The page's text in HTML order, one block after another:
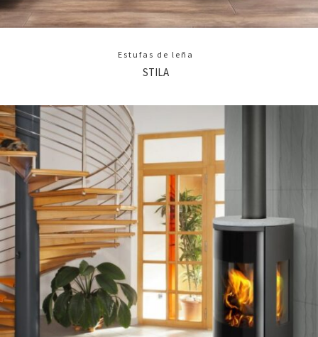
Estufas de leña
STILA